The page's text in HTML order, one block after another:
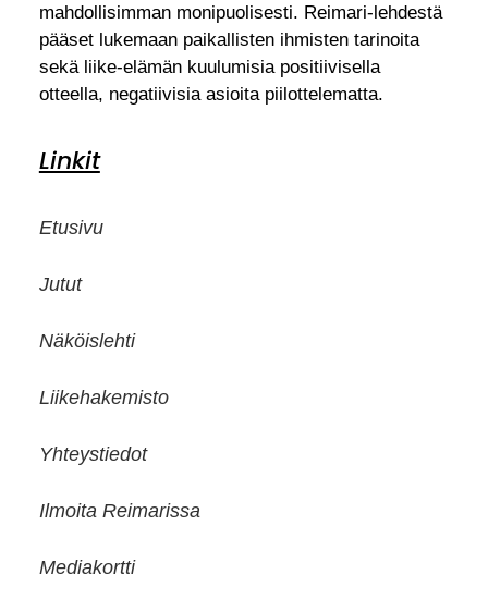
mahdollisimman monipuolisesti. Reimari-lehdestä
pääset lukemaan paikallisten ihmisten tarinoita
sekä liike-elämän kuulumisia positiivisella
otteella, negatiivisia asioita piilottelematta.
Linkit
Etusivu
Jutut
Näköislehti
Liikehakemisto
Yhteystiedot
Ilmoita Reimarissa
Mediakortti